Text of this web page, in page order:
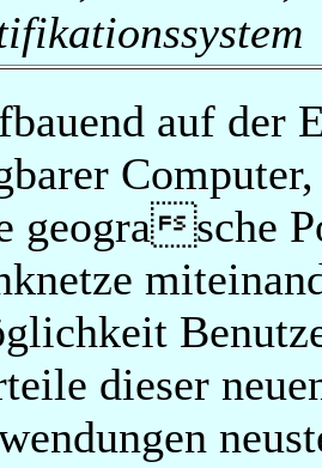
auf der
geograsche
dieser